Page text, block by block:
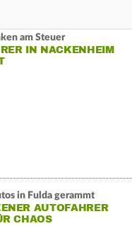
am Steuer
IN NACKENHEIM
in Fulda gerammt
AUTOFAHRER
CHAOS